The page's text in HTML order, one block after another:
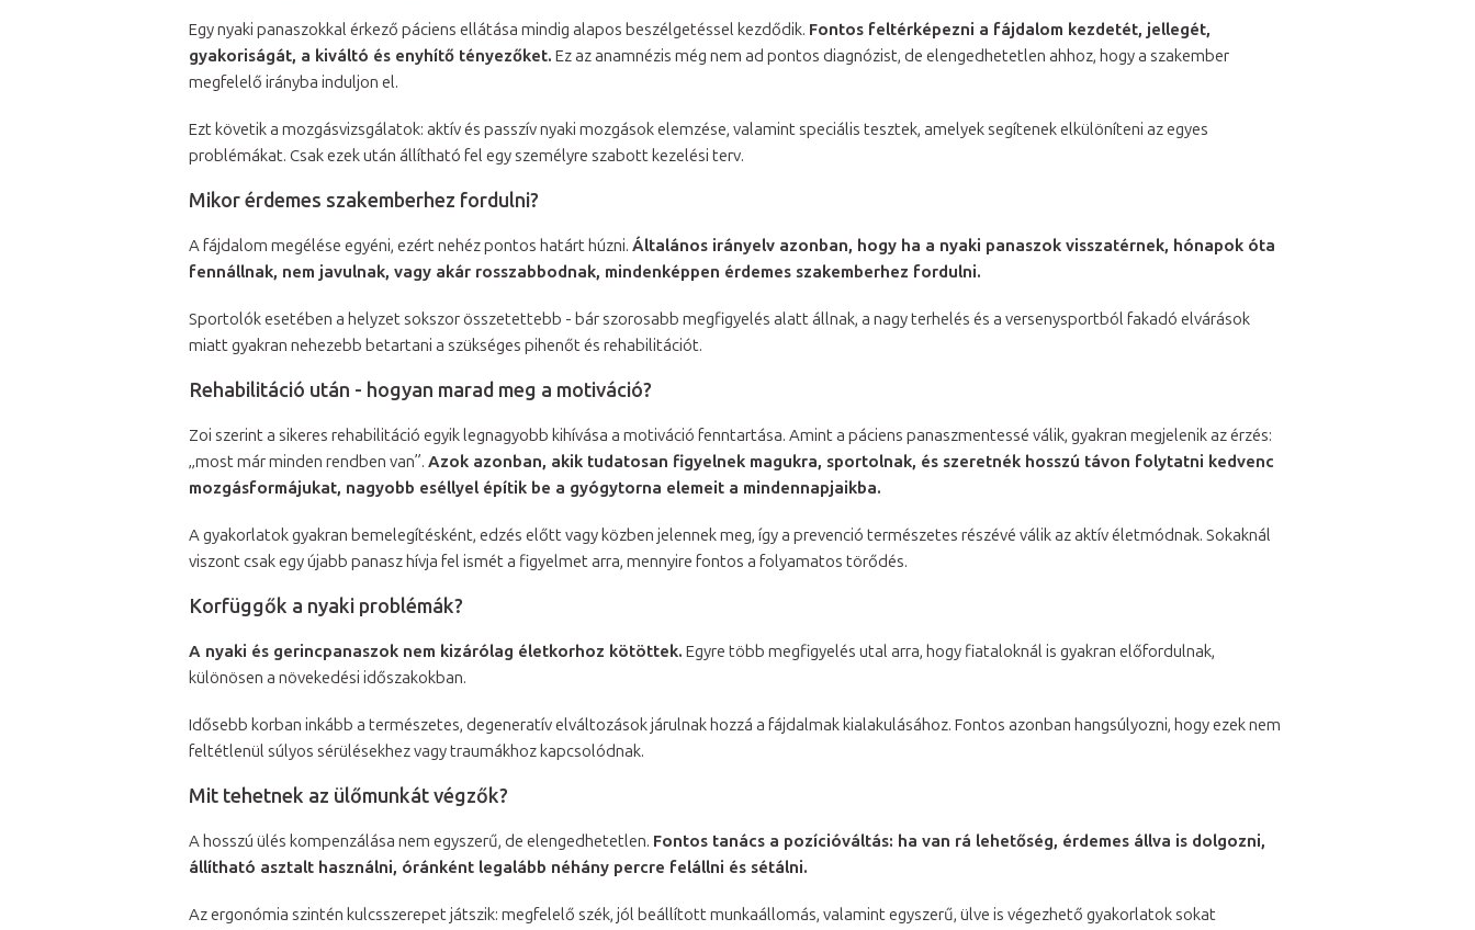
Egy nyaki panaszokkal érkező páciens ellátása mindig alapos beszélgetéssel kezdődik. Fontos feltérképezni a fájdalom kezdetét, jellegét,
gyakoriságát, a kiváltó és enyhítő tényezőket. Ez az anamnézis még nem ad pontos diagnózist, de elengedhetetlen ahhoz, hogy a szakember
megfelelő irányba induljon el.
Ezt követik a mozgásvizsgálatok: aktív és passzív nyaki mozgások elemzése, valamint speciális tesztek, amelyek segítenek elkülöníteni az egyes
problémákat. Csak ezek után állítható fel egy személyre szabott kezelési terv.
Mikor érdemes szakemberhez fordulni?
A fájdalom megélése egyéni, ezért nehéz pontos határt húzni. Általános irányelv azonban, hogy ha a nyaki panaszok visszatérnek, hónapok óta
fennállnak, nem javulnak, vagy akár rosszabbodnak, mindenképpen érdemes szakemberhez fordulni.
Sportolók esetében a helyzet sokszor összetettebb - bár szorosabb megfigyelés alatt állnak, a nagy terhelés és a versenysportból fakadó elvárások
miatt gyakran nehezebb betartani a szükséges pihenőt és rehabilitációt.
Rehabilitáció után - hogyan marad meg a motiváció?
Zoi szerint a sikeres rehabilitáció egyik legnagyobb kihívása a motiváció fenntartása. Amint a páciens panaszmentessé válik, gyakran megjelenik az érzés:
„most már minden rendben van”. Azok azonban, akik tudatosan figyelnek magukra, sportolnak, és szeretnék hosszú távon folytatni kedvenc
mozgásformájukat, nagyobb eséllyel építik be a gyógytorna elemeit a mindennapjaikba.
A gyakorlatok gyakran bemelegítésként, edzés előtt vagy közben jelennek meg, így a prevenció természetes részévé válik az aktív életmódnak. Sokaknál
viszont csak egy újabb panasz hívja fel ismét a figyelmet arra, mennyire fontos a folyamatos törődés.
Korfüggők a nyaki problémák?
A nyaki és gerincpanaszok nem kizárólag életkorhoz kötöttek. Egyre több megfigyelés utal arra, hogy fiataloknál is gyakran előfordulnak,
különösen a növekedési időszakokban.
Idősebb korban inkább a természetes, degeneratív elváltozások járulnak hozzá a fájdalmak kialakulásához. Fontos azonban hangsúlyozni, hogy ezek nem
feltétlenül súlyos sérülésekhez vagy traumákhoz kapcsolódnak.
Mit tehetnek az ülőmunkát végzők?
A hosszú ülés kompenzálása nem egyszerű, de elengedhetetlen. Fontos tanács a pozícióváltás: ha van rá lehetőség, érdemes állva is dolgozni,
állítható asztalt használni, óránként legalább néhány percre felállni és sétálni.
Az ergonómia szintén kulcsszerepet játszik: megfelelő szék, jól beállított munkaállomás, valamint egyszerű, ülve is végezhető gyakorlatok sokat